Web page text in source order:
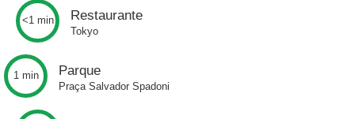
<1 min Restaurante
Tokyo
1 min Parque
Praça Salvador Spadoni